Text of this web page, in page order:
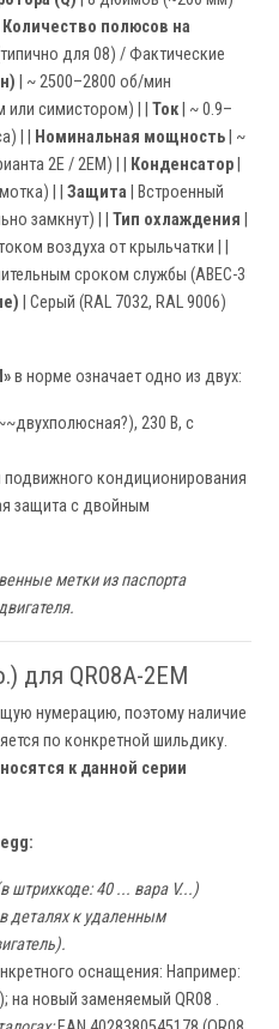
Количество полюсов на
для 08) / Фактические
| ~ 2500–2800 об/мин
или симистором) | | Ток | ~ 0.9–
| |
Номинальная мощность | ~
2E / 2EM) | |
Конденсатор
| | Защита | Встроенный
замкнут) | | Тип охлаждения
воздуха от крыльчатки | |
сроком службы (ABEC-3
| Серый (RAL 7032, RAL 9006)
в норме означает одно из двух:
230 В, с
кондиционирования
защита с двойным
метки из паспорта
для QR08A-2EM
нумерацию, поэтому наличие
по конкретной шильдику.
к данной серии
штрихкоде: 40 ... вара V...)
деталях к удаленным
оснащения: Например:
на новый заменяемый QR08 .